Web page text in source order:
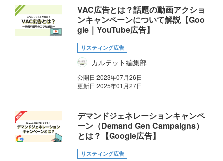
VAC広告とは？話題の動画アクショ
ンキャンペーンについて解説【Goo
gle｜YouTube広告】
リスティング広告
カルテット編集部
公開日:2023年07月26日
更新日:2025年01月27日
デマンドジェネレーションキャンペ
ーン（Demand Gen Campaigns）
とは？【Google広告】
リスティング広告